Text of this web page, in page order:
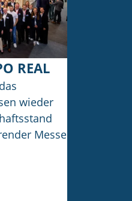
REAL
wieder
Messe